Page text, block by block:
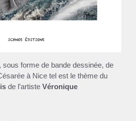
sous forme de bande dessinée, de
à Nice tel est le thème du
de l’artiste Véronique